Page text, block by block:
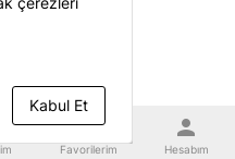
favorite
Favorilerim
person
Hesabım
Kabul Et